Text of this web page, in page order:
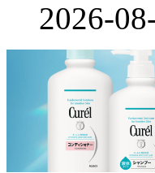
2026-